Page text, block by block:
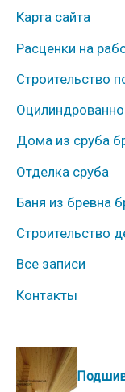
б
р
и
к
и
Карта сайта
Расценки на
Строительство
Дома из сруба
Отделка сруба
Баня из бревна
Строительство
Все записи
Контакты